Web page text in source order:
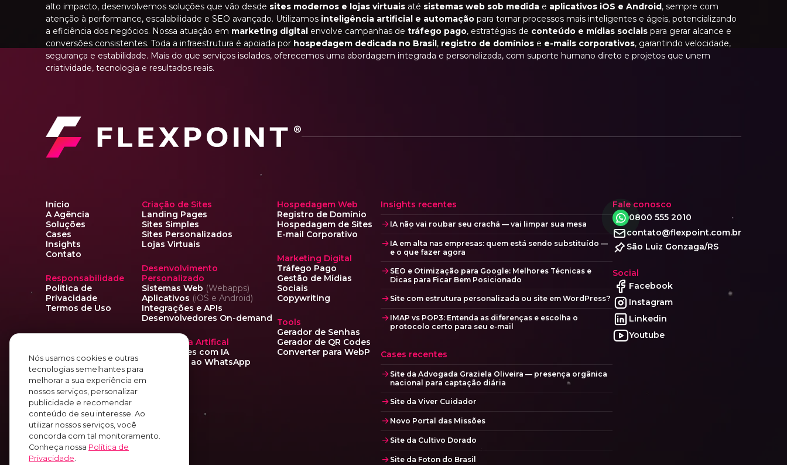
alto impacto, desenvolvemos soluções que vão desde sites modernos e lojas virtuais até sistemas web sob medida e aplicativos iOS e Android, sempre com
atenção à performance, escalabilidade e SEO avançado. Utilizamos inteligência artificial e automação para tornar processos mais inteligentes e ágeis, potencializando
a eficiência dos negócios. Nossa atuação em marketing digital envolve campanhas de tráfego pago, estratégias de conteúdo e mídias sociais para gerar alcance e
conversões consistentes. Toda a infraestrutura é apoiada por hospedagem dedicada no Brasil, registro de domínios e e-mails corporativos, garantindo velocidade,
segurança e estabilidade. Mais do que serviços isolados, oferecemos uma abordagem integrada e personalizada, com suporte humano direto e projetos que unem
criatividade, tecnologia e resultados reais.
Início
A Agência
Soluções
Cases
Insights
Contato
Responsabilidade
Política de
Privacidade
Termos de Uso
Criação de Sites
Landing Pages
Sites Simples
Sites Personalizados
Lojas Virtuais
Desenvolvimento
Personalizado
Sistemas Web (Webapps)
Aplicativos (iOS e Android)
Integrações e APIs
Desenvolvedores On-demand
Inteligência Artifical
Automações com IA
integradas ao WhatsApp
Hospedagem Web
Registro de Domínio
Hospedagem de Sites
E-mail Corporativo
Marketing Digital
Tráfego Pago
Gestão de Mídias
Sociais
Copywriting
Tools
Gerador de Senhas
Gerador de QR Codes
Converter para WebP
Insights recentes
IA não vai roubar seu crachá — vai limpar sua mesa
IA em alta nas empresas: quem está sendo substituído —
e o que fazer agora
SEO e Otimização para Google: Melhores Técnicas e
Dicas para Ficar Bem Posicionado
Site com estrutura personalizada ou site em WordPress?
IMAP vs POP3: Entenda as diferenças e escolha o
protocolo certo para seu e-mail
Cases recentes
Site da Advogada Graziela Oliveira — presença orgânica
nacional para captação diária
Site da Viver Cuidador
Novo Portal das Missões
Site da Cultivo Dorado
Site da Foton do Brasil
Fale conosco
0800 555 2010
contato@flexpoint.com.br
São Luiz Gonzaga/RS
Social
Facebook
Instagram
Linkedin
Youtube
Nós usamos cookies e outras
tecnologias semelhantes para
melhorar a sua experiência em
nossos serviços, personalizar
publicidade e recomendar
conteúdo de seu interesse. Ao
utilizar nossos serviços, você
concorda com tal monitoramento.
Conheça nossa Política de
Privacidade.